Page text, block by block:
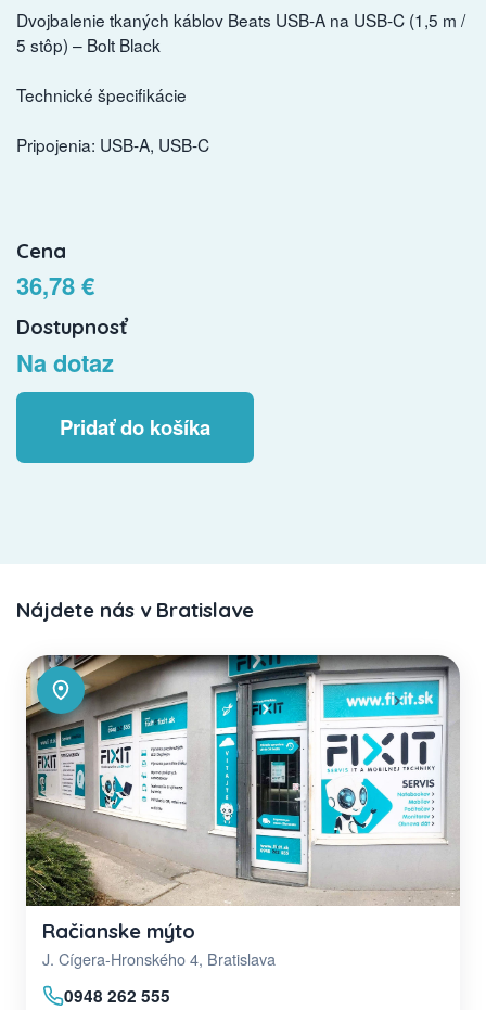
Dvojbalenie tkaných káblov Beats USB-A na USB-C (1,5 m /
5 stôp) – Bolt Black
Technické špecifikácie
Pripojenia: USB-A, USB-C
Cena
36,78 €
Dostupnosť
Na dotaz
Pridať do košíka
Nájdete nás v Bratislave
Račianske mýto
J. Cígera-Hronského 4, Bratislava
0948 262 555